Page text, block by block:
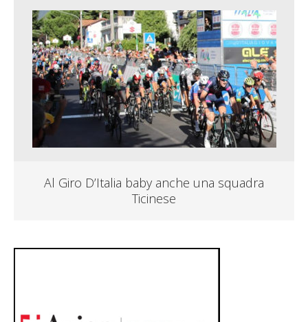
Al Giro D’Italia baby anche una squadra
Ticinese